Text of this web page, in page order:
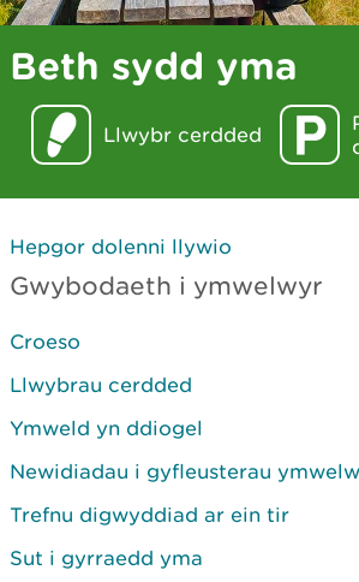
Beth sydd yma
Llwybr cerdded
Hepgor dolenni llywio
Gwybodaeth i ymwelwyr
Croeso
Llwybrau cerdded
Ymweld yn ddiogel
Newidiadau i gyfleusterau
Trefnu digwyddiad ar ein tir
Sut i gyrraedd yma